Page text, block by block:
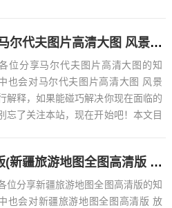
马尔代夫图片高清大图(马尔代夫图片高清大图 风景图片)
位分享马尔代夫图片高清大图的知
也会对马尔代夫图片高清大图 风景
解释，如果能碰巧解决你现在面临的
忘了关注本站，现在开始吧！本文目
新疆旅游地图全图高清版(新疆旅游地图全图高清版 放大)
位分享新疆旅游地图全图高清版的知
也会对新疆旅游地图全图高清版 放